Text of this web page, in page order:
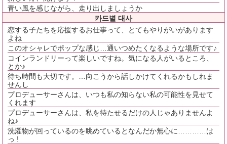
青い風を感じながら、走り出しましょうか
카드별 대사
恋する子たちを応援するお仕事って、とてもやりがいがあります
よね
このオシャレでポップな感じ…通いつめたくなるような場所です♪
コインランドリーって楽しいですね。気になる人がいるところ、
とか♪
待ち時間も大切です。…向こうから話しかけてくれるかもしれま
せんし
プロデューサーさんは、いつも私の知らない私の可能性を見せて
くれます
プロデューサーさんは、私を待たせるだけの人じゃありませんよ
ね♪
洗濯物が回っているのを眺めているとなんだか無心に…………は
っ !